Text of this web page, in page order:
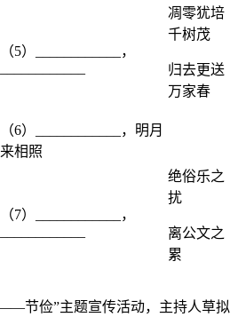
（5）____________，
凋零犹培
千树茂
归去更送
万家春
（6）____________，明月
来相照
（7）____________，
绝俗乐之
扰
离公文之
累
节俭”主题宣传活动，主持人草拟